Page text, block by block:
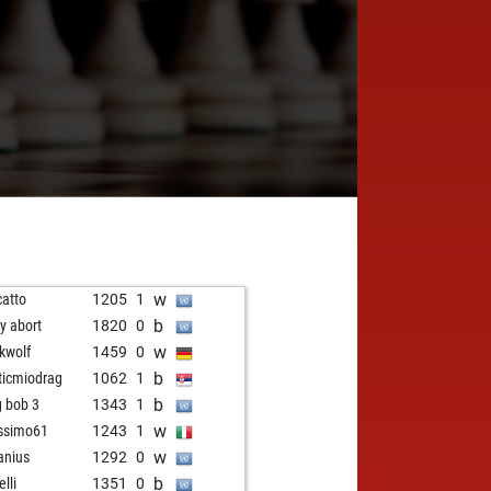
1205 1 w
abort 1820 0 b
1459 0 w
1062 1 b
bob 3 1343 1 b
1243 1 w
1292 0 w
1351 0 b